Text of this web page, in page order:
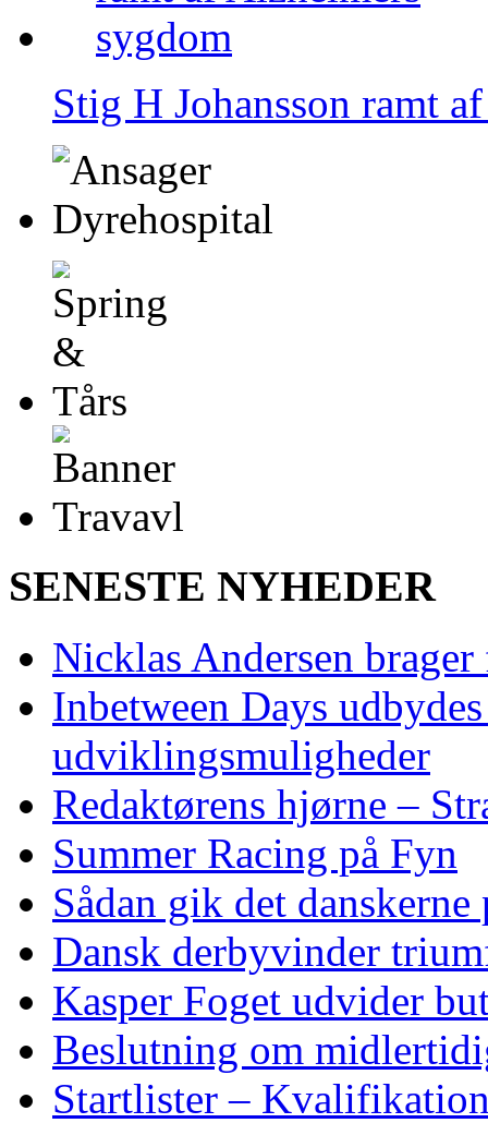
Stig H Johansson ramt
SENESTE NYHEDER
Nicklas Andersen brager
Inbetween Days
udviklingsmuligheder
Redaktørens hjørne –
Summer Racing på Fyn
Sådan gik det
Dansk derbyvinder
Kasper Foget udvider
Beslutning om
Startlister –